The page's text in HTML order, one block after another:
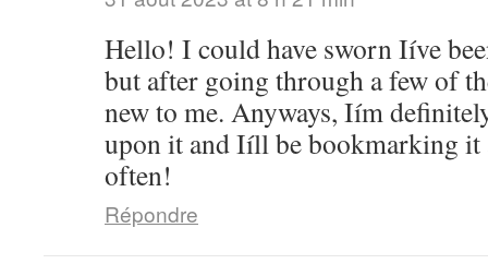
Hello! I could have sworn Iíve
but after going through a few of
new to me. Anyways, Iím
upon it and Iíll be bookmarking it
often!
Répondre